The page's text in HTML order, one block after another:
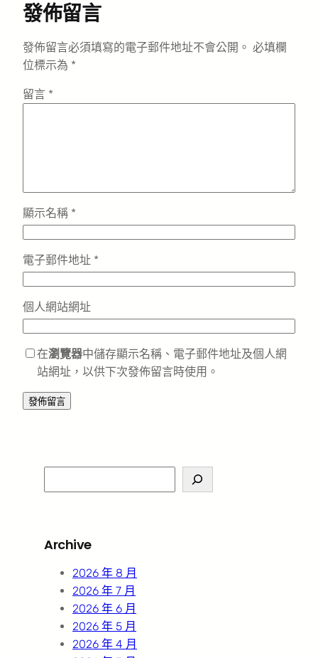
發佈留言
發佈留言必須填寫的電子郵件地址不會公開。 必填欄
位標示為 *
留言 *
顯示名稱 *
電子郵件地址 *
個人網站網址
在瀏覽器中儲存顯示名稱、電子郵件地址及個人網
站網址，以供下次發佈留言時使用。
e
c
Archive
2026 年 8 月
2026 年 7 月
2026 年 6 月
2026 年 5 月
2026 年 4 月